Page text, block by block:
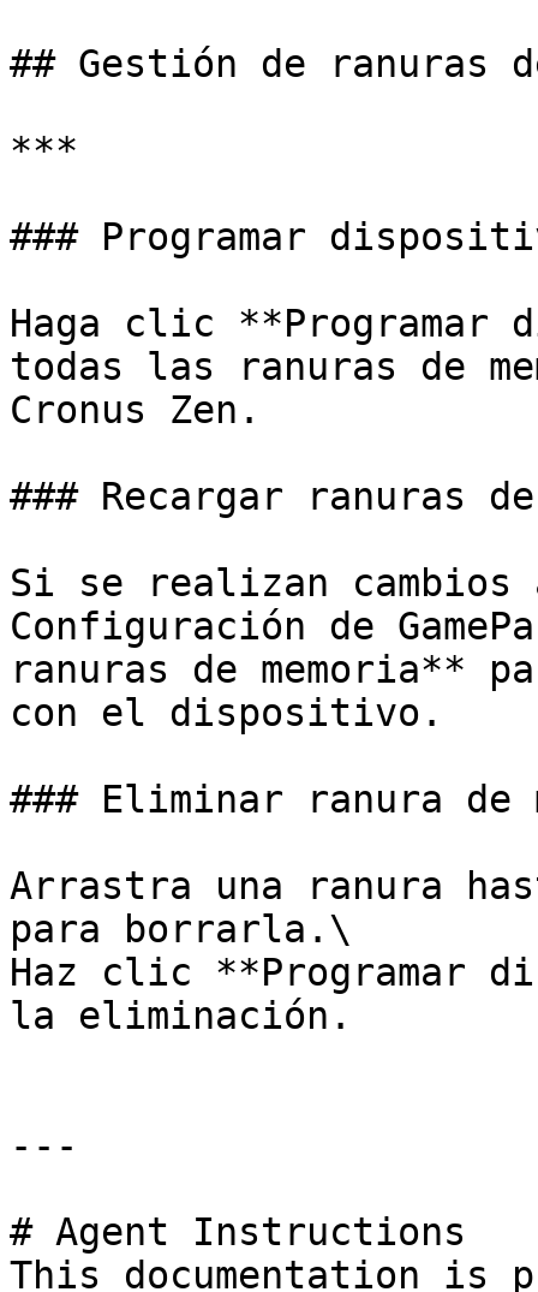
## Gestión de ranuras
***
### Programar
Haga clic
todas las ranuras de
Cronus Zen.
### Recargar ranuras de
Si se realizan
Configuración de
ranuras de memoria**
con el dispositivo.
### Eliminar ranura de
Arrastra una ranura
para borrarla.\
Haz clic **Programar
la eliminación.
---
# Agent Instructions
This documentation is